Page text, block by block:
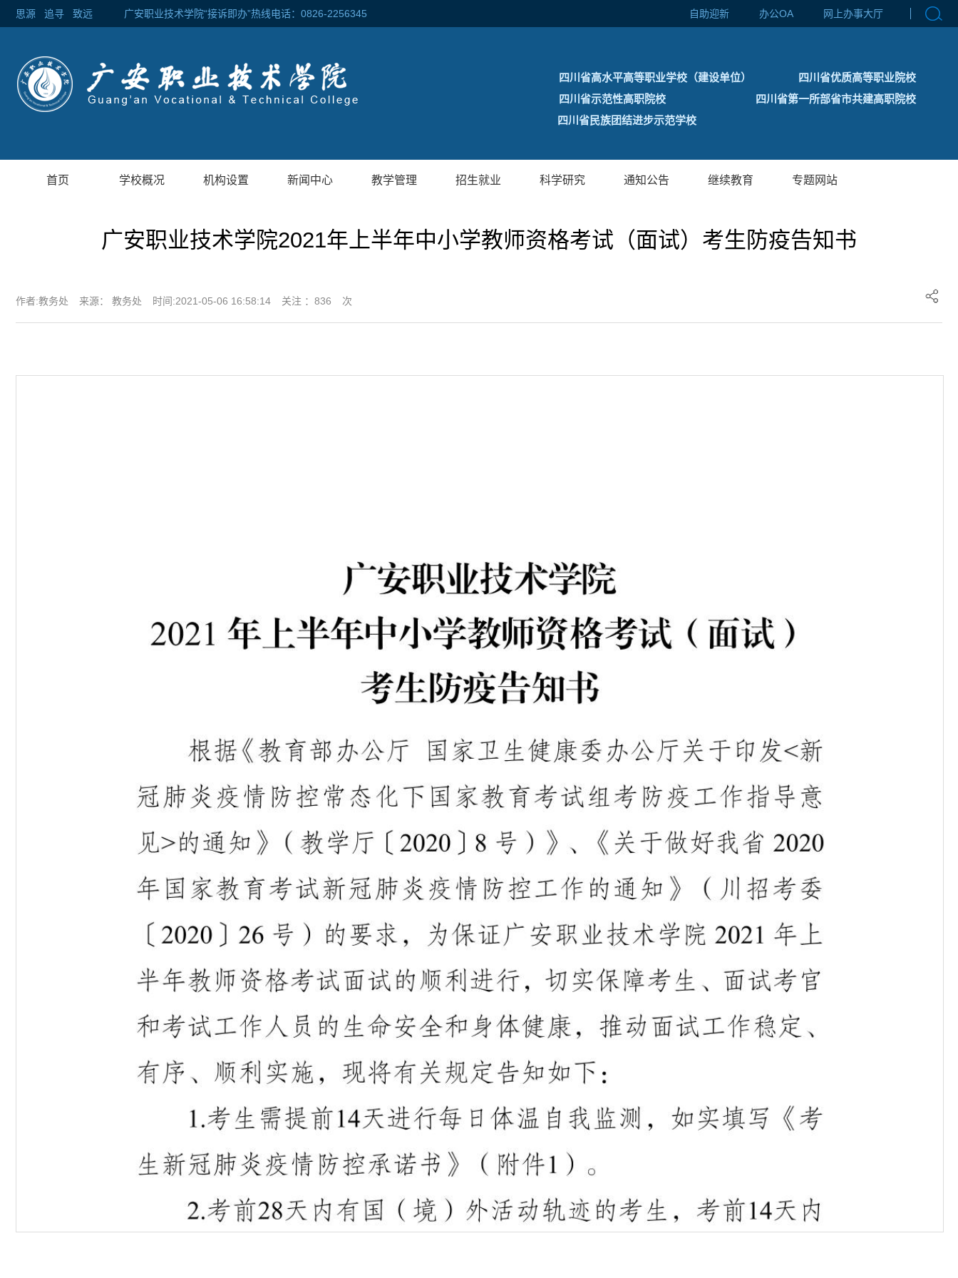
思源 追寻 致远 广安职业技术学院“接诉即办”热线电话：0826-2256345 自助迎新 办公OA 网上办事大厅
四川省高水平高等职业学校（建设单位）
四川省优质高等职业院校
四川省示范性高职院校
四川省第一所部省市共建高职院校
四川省民族团结进步示范学校
首页 学校概况 机构设置 新闻中心 教学管理 招生就业 科学研究 通知公告 继续教育 专题网站
广安职业技术学院2021年上半年中小学教师资格考试（面试）考生防疫告知书
作者:教务处 来源： 教务处 时间:2021-05-06 16:58:14 关注 ： 836 次